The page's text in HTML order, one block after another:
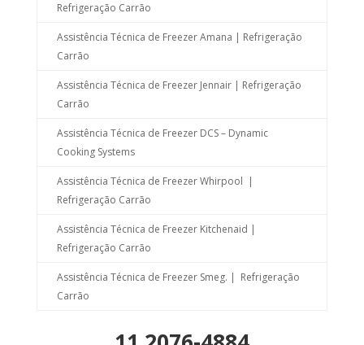
Refrigeração Carrão
Assistência Técnica de Freezer Amana | Refrigeração
Carrão
Assistência Técnica de Freezer Jennair | Refrigeração
Carrão
Assistência Técnica de Freezer DCS – Dynamic
Cooking Systems
Assistência Técnica de Freezer Whirpool |
Refrigeração Carrão
Assistência Técnica de Freezer Kitchenaid |
Refrigeração Carrão
Assistência Técnica de Freezer Smeg. | Refrigeração
Carrão